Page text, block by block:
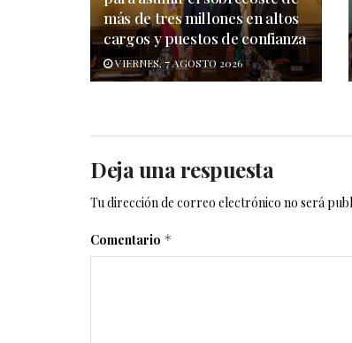
más de tres millones en altos
cargos y puestos de confianza
VIERNES, 7 AGOSTO 2026
Deja una respuesta
Tu dirección de correo electrónico no será
Comentario *